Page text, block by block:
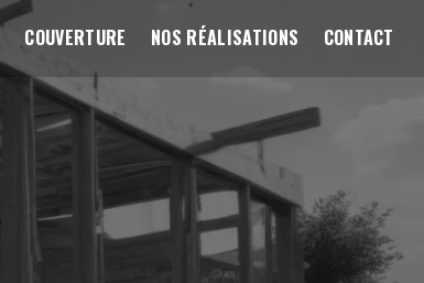
COUVERTURE NOS RÉALISATIONS CONTACT